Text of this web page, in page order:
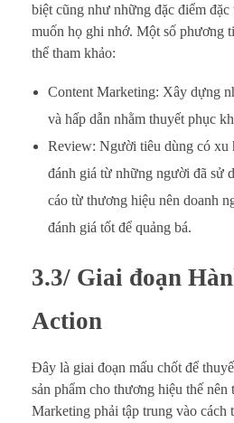
biệt cũng như những đặc điểm
muốn họ ghi nhớ. Một số phương
thể tham khảo:
Content Marketing: Xây dựng
và hấp dẫn nhằm thuyết phục
Review: Người tiêu dùng có xu
đánh giá từ những người đã sử
cáo từ thương hiệu nên doanh
đánh giá tốt để quảng bá.
3.3/ Giai đoạn
Action
Đây là giai đoạn mấu chốt để
sản phẩm cho thương hiệu thế nên
Marketing phải tập trung vào cách